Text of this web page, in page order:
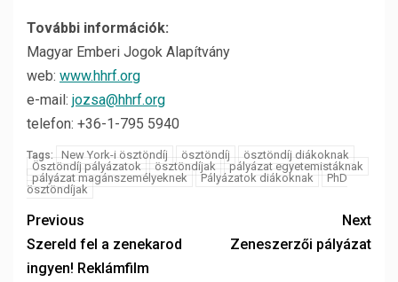
További információk:
Magyar Emberi Jogok Alapítvány
web: www.hhrf.org
e-mail: jozsa@hhrf.org
telefon: +36-1-795 5940
Tags: New York-i ösztöndíj ösztöndíj
ösztöndíj diákoknak
Ösztöndíj pályázatok
ösztöndíjak
pályázat egyetemistáknak
pályázat magánszemélyeknek
Pályázatok diákoknak
PhD
ösztöndíjak
Previous
Szereld fel a zenekarod
ingyen! Reklámfilm
Next
Zeneszerzői pályázat